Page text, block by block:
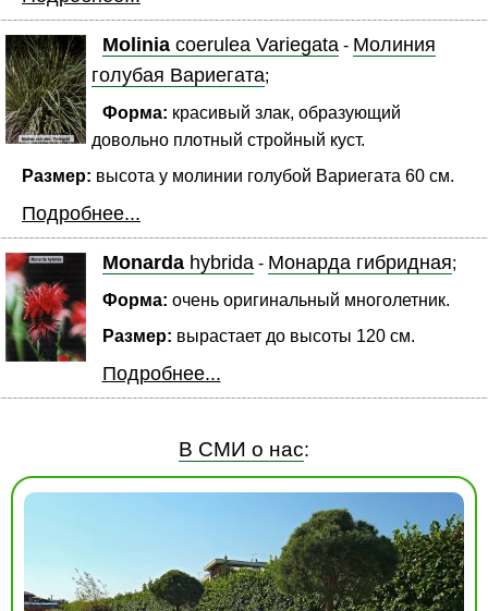
Moliniacoerulea Variegata- Молиния
голубая Вариегата;
Форма: красивый злак, образующий
довольно плотный стройный куст.
Размер: высота у молинии голубой Вариегата 60 см.
Подробнее...
Monardahybrida- Монарда гибридная;
Форма: очень оригинальный многолетник.
Размер: вырастает до высоты 120 см.
Подробнее...
В СМИ о нас: